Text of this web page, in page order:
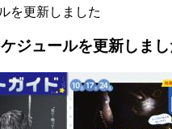
を更新しました
ジュールを更新しま